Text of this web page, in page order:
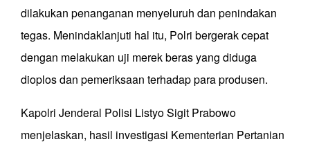
dilakukan penanganan menyeluruh dan penindakan
tegas. Menindaklanjuti hal itu, Polri bergerak cepat
dengan melakukan uji merek beras yang diduga
dioplos dan pemeriksaan terhadap para produsen.
Kapolri Jenderal Polisi Listyo Sigit Prabowo
menjelaskan, hasil investigasi Kementerian Pertanian